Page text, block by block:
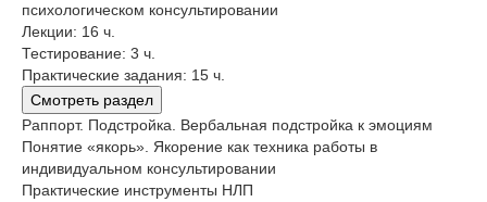
психологическом консультировании
Лекции: 16 ч.
Тестирование: 3 ч.
Практические задания: 15 ч.
Смотреть раздел
Раппорт. Подстройка. Вербальная подстройка к эмоциям
Понятие «якорь». Якорение как техника работы в
индивидуальном консультировании
Практические инструменты НЛП